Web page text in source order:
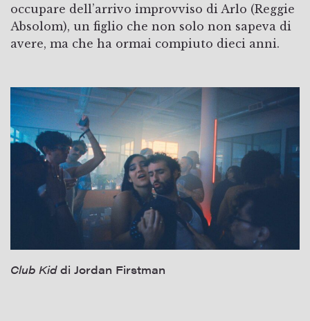
occupare dell’arrivo improvviso di Arlo (Reggie
Absolom), un figlio che non solo non sapeva di
avere, ma che ha ormai compiuto dieci anni.
Club Kiddi Jordan Firstman